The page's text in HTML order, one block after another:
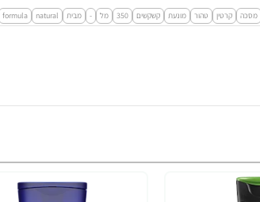
מסכה קרטין טהור מונעת קשקשים 350 מל - מבית natural
formula